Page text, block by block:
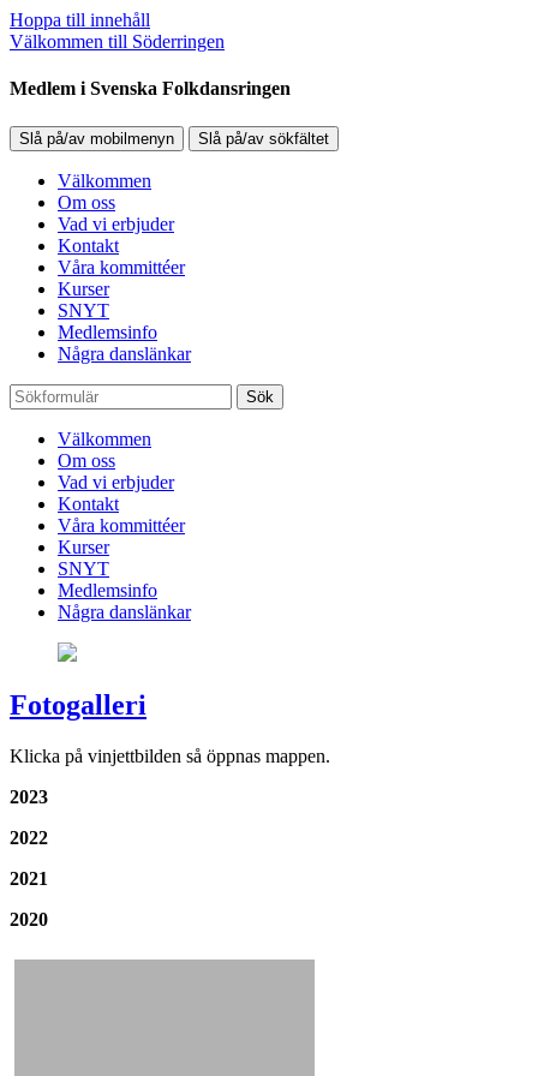
Hoppa till innehåll
Välkommen till Söderringen
Medlem i Svenska Folkdansringen
Slå på/av mobilmenyn Slå på/av sökfältet
Välkommen
Om oss
Vad vi erbjuder
Kontakt
Våra kommittéer
Kurser
SNYT
Medlemsinfo
Några danslänkar
Sök
Välkommen
Om oss
Vad vi erbjuder
Kontakt
Våra kommittéer
Kurser
SNYT
Medlemsinfo
Några danslänkar
Fotogalleri
Klicka på vinjettbilden så öppnas mappen.
2023
2022
2021
2020